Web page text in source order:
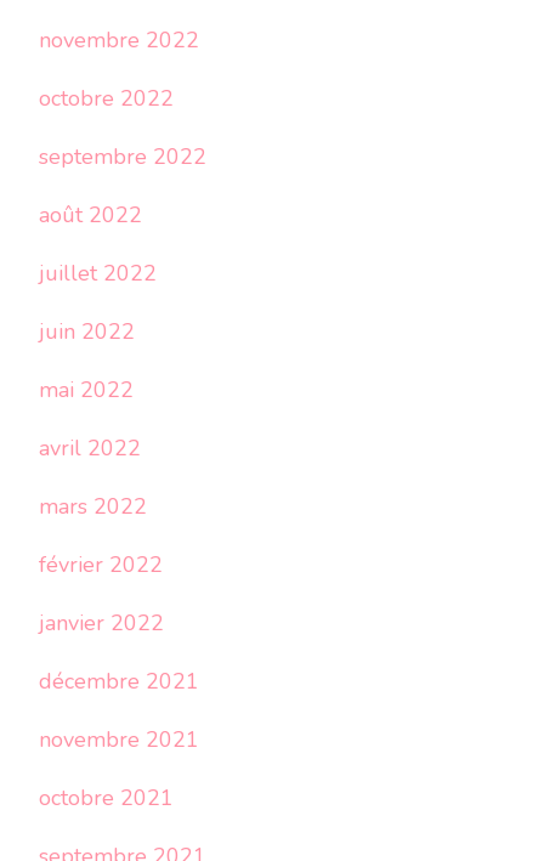
novembre 2022
octobre 2022
septembre 2022
août 2022
juillet 2022
juin 2022
mai 2022
avril 2022
mars 2022
février 2022
janvier 2022
décembre 2021
novembre 2021
octobre 2021